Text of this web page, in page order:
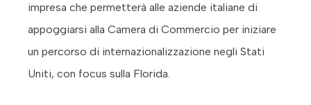
impresa che permetterà alle aziende italiane di
appoggiarsi alla Camera di Commercio per iniziare
un percorso di internazionalizzazione negli Stati
Uniti, con focus sulla Florida.